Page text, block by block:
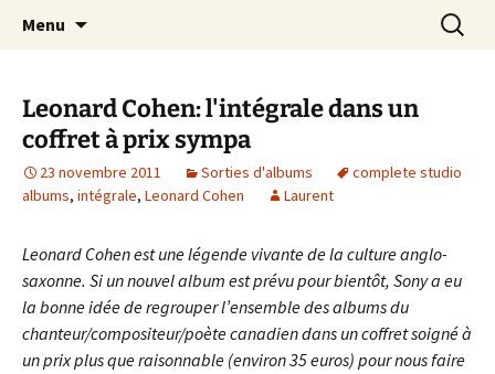
Laurent Rieppi
Journaliste musical · Historien du rock ·
Conférencier
Menu
Leonard Cohen: l'intégrale dans un
coffret à prix sympa
23 novembre 2011 Sorties d'albums
complete studio
albums, intégrale, Leonard Cohen Laurent
Leonard Cohen est une légende vivante de la culture anglo-
saxonne. Si un nouvel album est prévu pour bientôt, Sony a eu
la bonne idée de regrouper l’ensemble des albums du
chanteur/compositeur/poète canadien dans un coffret soigné à
un prix plus que raisonnable (environ 35 euros) pour nous faire